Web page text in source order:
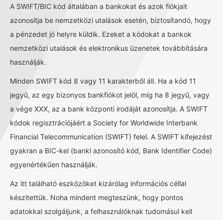
A SWIFT/BIC kód általában a bankokat és azok fiókjait
azonosítja be nemzetközi utalások esetén, biztosítandó, hogy
a pénzedet jó helyre küldik. Ezeket a kódokat a bankok
nemzetközi utalások és elektronikus üzenetek továbbítására
használják.
Minden SWIFT kód 8 vagy 11 karakterből áll. Ha a kód 11
jegyű, az egy bizonyos bankfiókot jelöl, míg ha 8 jegyű, vagy
a vége XXX, az a bank központi irodáját azonosítja. A SWIFT
kódok regisztrációjáért a Society for Worldwide Interbank
Financial Telecommunication (SWIFT) felel. A SWIFT kifejezést
gyakran a BIC-kel (banki azonosító kód, Bank Identifier Code)
egyenértékűen használják.
Az itt található eszközöket kizárólag információs céllal
készitettük. Noha mindent megteszünk, hogy pontos
adatokkal szolgáljunk, a felhasználóknak tudomásul kell